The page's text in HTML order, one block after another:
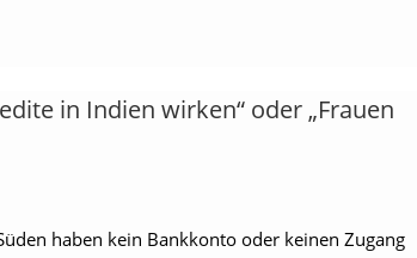
in Indien wirken“ oder „Frauen
haben kein Bankkonto oder keinen Zugang